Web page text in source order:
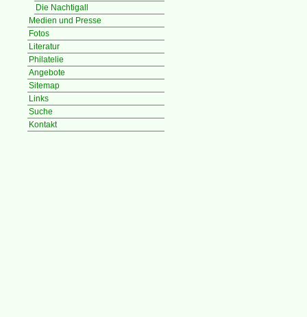
Die Nachtigall
Medien und Presse
Fotos
Literatur
Philatelie
Angebote
Sitemap
Links
Suche
Kontakt